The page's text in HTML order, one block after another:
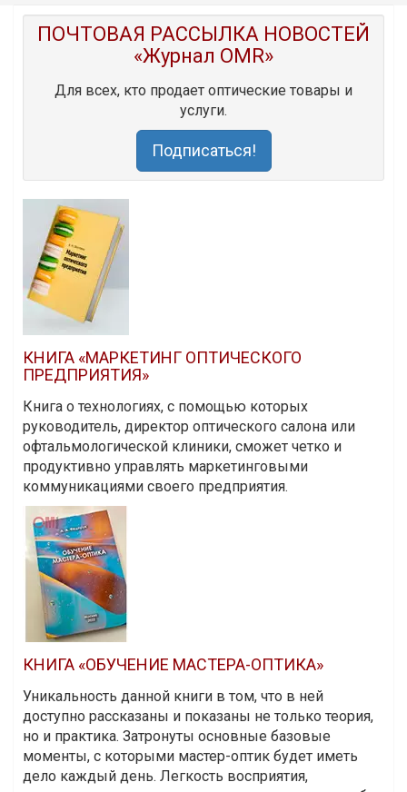
ПОЧТОВАЯ РАССЫЛКА НОВОСТЕЙ
«Журнал OMR»
Для всех, кто продает оптические товары и
услуги.
Подписаться!
КНИГА «МАРКЕТИНГ ОПТИЧЕСКОГО
ПРЕДПРИЯТИЯ»
Книга о технологиях, с помощью которых
руководитель, директор оптического салона или
офтальмологической клиники, сможет четко и
продуктивно управлять маркетинговыми
коммуникациями своего предприятия.
КНИГА «ОБУЧЕНИЕ МАСТЕРА-ОПТИКА»
Уникальность данной книги в том, что в ней
доступно рассказаны и показаны не только теория,
но и практика. Затронуты основные базовые
моменты, с которыми мастер-оптик будет иметь
дело каждый день. Легкость восприятия,